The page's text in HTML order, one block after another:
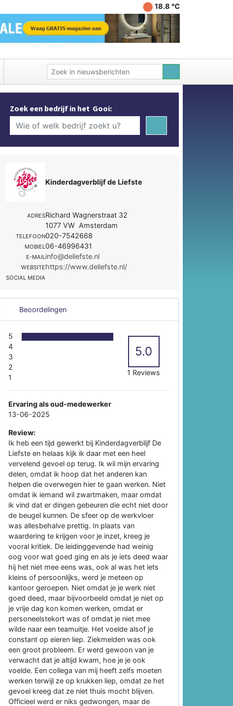
18.8 ℃
Zoek een bedrijf in het Gooi:
Kinderdagverblijf de Liefste
ADRESRichard Wagnerstraat 32
1077 VW Amsterdam
TELEFOON020-7542668
MOBIEL06-46996431
E-MAILinfo@deliefste.nl
WEBSITEhttps://www.deliefste.nl/
SOCIAL MEDIA
Beoordelingen
5
4
3
2
1
5.0
1 Reviews
Ervaring als oud-medewerker
13-06-2025
Review:
Ik heb een tijd gewerkt bij Kinderdagverblijf De
Liefste en helaas kijk ik daar met een heel
vervelend gevoel op terug. Ik wil mijn ervaring
delen, omdat ik hoop dat het anderen kan
helpen die overwegen hier te gaan werken. Niet
omdat ik iemand wil zwartmaken, maar omdat
ik vind dat er dingen gebeuren die echt niet door
de beugel kunnen. De sfeer op de werkvloer
was allesbehalve prettig. In plaats van
waardering te krijgen voor je inzet, kreeg je
vooral kritiek. De leidinggevende had weinig
oog voor wat goed ging en als je iets deed waar
hij het niet mee eens was, ook al was het iets
kleins of persoonlijks, werd je meteen op
kantoor geroepen. Niet omdat je je werk niet
goed deed, maar bijvoorbeeld omdat je niet op
je vrije dag kon komen werken, omdat er
personeelstekort was of omdat je niet mee
wilde naar een teamuitje. Het voelde alsof je
constant op eieren liep. Ziekmelden was ook
een groot probleem. Er werd gewoon van je
verwacht dat je altijd kwam, hoe je je ook
voelde. Een collega van mij heeft zelfs moeten
werken terwijl ze op krukken liep, omdat ze het
gevoel kreeg dat ze niet thuis mocht blijven.
Officieel werd er niks gedwongen, maar de